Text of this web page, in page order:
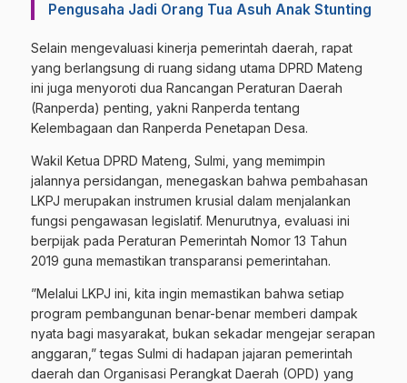
Pengusaha Jadi Orang Tua Asuh Anak Stunting
​Selain mengevaluasi kinerja pemerintah daerah, rapat
yang berlangsung di ruang sidang utama DPRD Mateng
ini juga menyoroti dua Rancangan Peraturan Daerah
(Ranperda) penting, yakni Ranperda tentang
Kelembagaan dan Ranperda Penetapan Desa.
​Wakil Ketua DPRD Mateng, Sulmi, yang memimpin
jalannya persidangan, menegaskan bahwa pembahasan
LKPJ merupakan instrumen krusial dalam menjalankan
fungsi pengawasan legislatif. Menurutnya, evaluasi ini
berpijak pada Peraturan Pemerintah Nomor 13 Tahun
2019 guna memastikan transparansi pemerintahan.
​”Melalui LKPJ ini, kita ingin memastikan bahwa setiap
program pembangunan benar-benar memberi dampak
nyata bagi masyarakat, bukan sekadar mengejar serapan
anggaran,” tegas Sulmi di hadapan jajaran pemerintah
daerah dan Organisasi Perangkat Daerah (OPD) yang